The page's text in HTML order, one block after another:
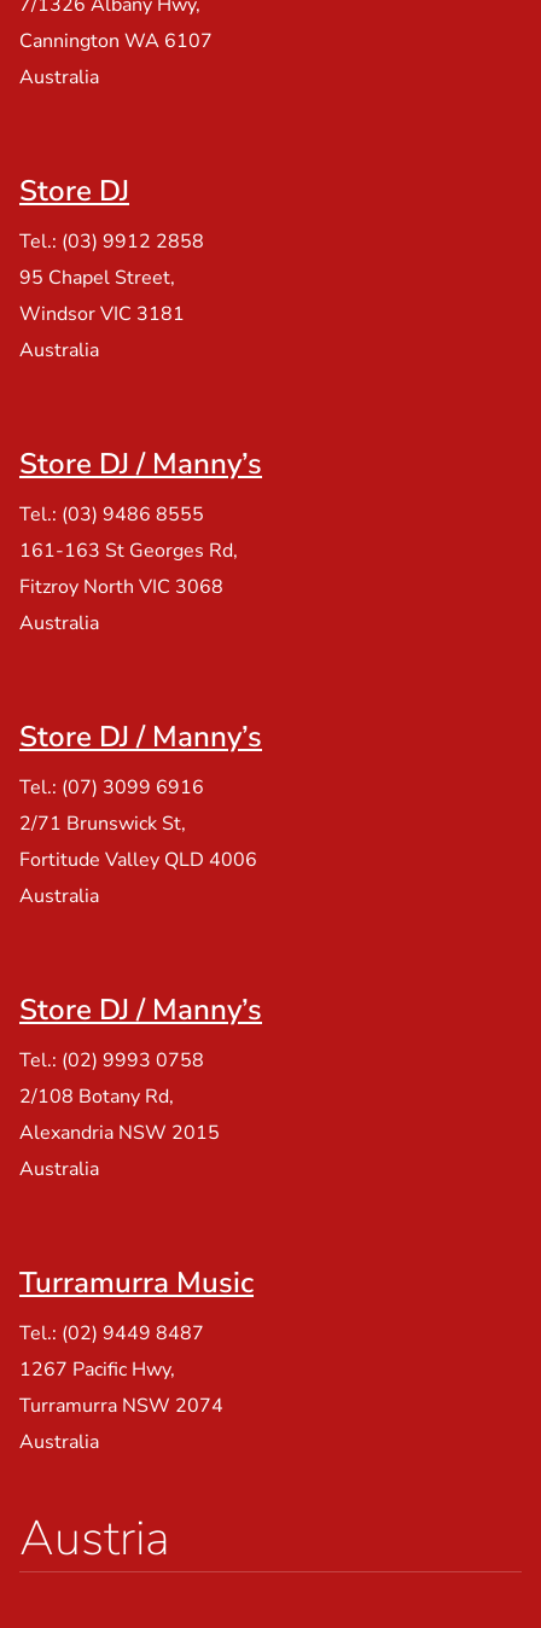
Cannington WA 6107
Australia
Store DJ
Tel.: (03) 9912 2858
95 Chapel Street,
Windsor VIC 3181
Australia
Store DJ / Manny’s
Tel.: (03) 9486 8555
161-163 St Georges Rd,
Fitzroy North VIC 3068
Australia
Store DJ / Manny’s
Tel.: (07) 3099 6916
2/71 Brunswick St,
Fortitude Valley QLD 4006
Australia
Store DJ / Manny’s
Tel.: (02) 9993 0758
2/108 Botany Rd,
Alexandria NSW 2015
Australia
Turramurra Music
Tel.: (02) 9449 8487
1267 Pacific Hwy,
Turramurra NSW 2074
Australia
Austria